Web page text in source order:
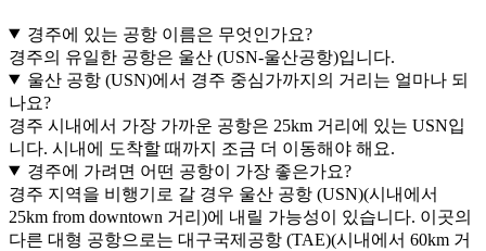
경주에 있는 공항 이름은 무엇인가요?
경주의 유일한 공항은 울산 (USN-울산공항)입니다.
울산 공항 (USN)에서 경주 중심가까지의 거리는 얼마나 되
나요?
경주 시내에서 가장 가까운 공항은 25km 거리에 있는 USN입
니다. 시내에 도착할 때까지 조금 더 이동해야 해요.
경주에 가려면 어떤 공항이 가장 좋은가요?
경주 지역을 비행기로 갈 경우 울산 공항 (USN)(시내에서
25km from downtown 거리)에 내릴 가능성이 있습니다. 이곳의
다른 대형 공항으로는 대구국제공항 (TAE)(시내에서 60km 거